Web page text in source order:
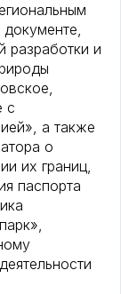
разработки и
с
а также
о
их границ,
паспорта